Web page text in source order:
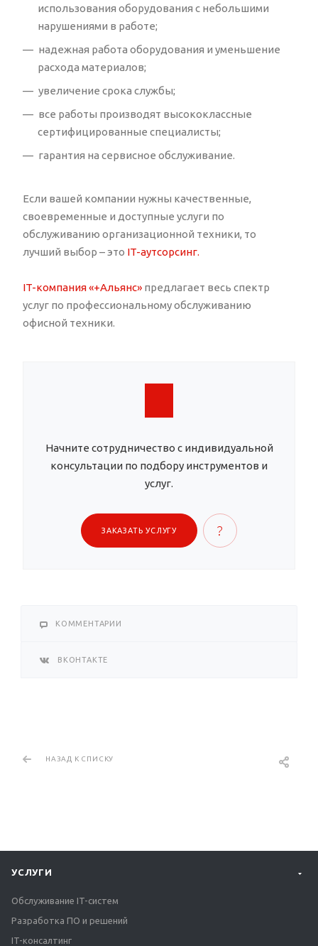
использования оборудования с небольшими
нарушениями в работе;
надежная работа оборудования и уменьшение
расхода материалов;
увеличение срока службы;
все работы производят высококлассные
сертифицированные специалисты;
гарантия на сервисное обслуживание.
Если вашей компании нужны качественные,
своевременные и доступные услуги по
обслуживанию организационной техники, то
лучший выбор – это IT-аутсорсинг.
IT-компания «+Альянс» предлагает весь спектр
услуг по профессиональному обслуживанию
офисной техники.
Начните сотрудничество с индивидуальной
консультации по подбору инструментов и
услуг.
ЗАКАЗАТЬ УСЛУГУ
КОММЕНТАРИИ
ВКОНТАКТЕ
НАЗАД К СПИСКУ
УСЛУГИ
Обслуживание IT-систем
Разработка ПО и решений
IT-консалтинг